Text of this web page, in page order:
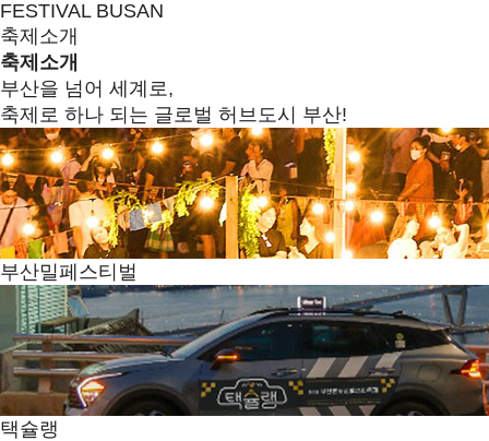
FESTIVAL BUSAN
축제소개
축제소개
부산을 넘어 세계로,
축제로 하나 되는 글로벌 허브도시 부산!
부산밀페스티벌
택슐랭